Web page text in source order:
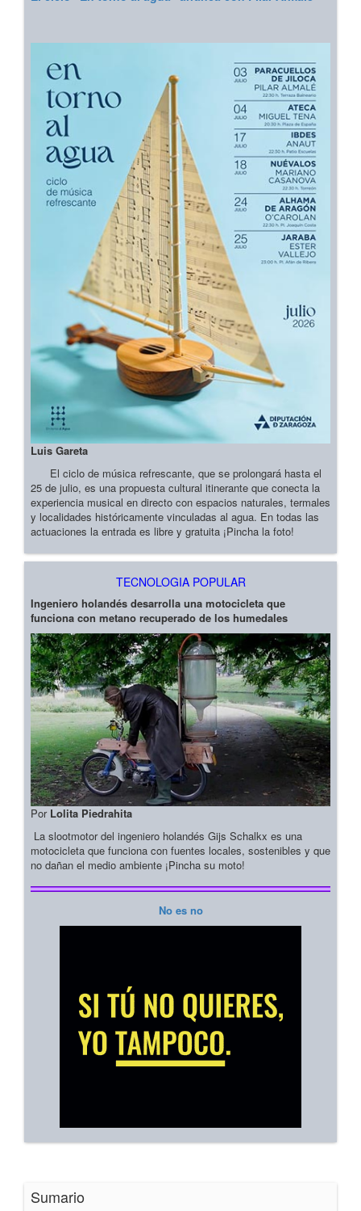
Luis Gareta
El ciclo de música refrescante, que se prolongará hasta el
25 de julio, es una propuesta cultural itinerante que conecta la
experiencia musical en directo con espacios naturales, termales
y localidades históricamente vinculadas al agua. En todas las
actuaciones la entrada es libre y gratuita ¡Pincha la foto!
TECNOLOGIA POPULAR
Ingeniero holandés desarrolla una motocicleta que
funciona con metano recuperado de los humedales
Por Lolita Piedrahita
La slootmotor del ingeniero holandés Gijs Schalkx es una
motocicleta que funciona con fuentes locales, sostenibles y que
no dañan el medio ambiente ¡Pincha su moto!
No es no
Sumario